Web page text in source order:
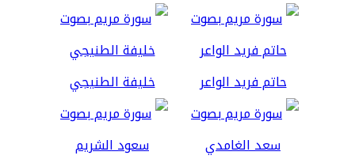
حاتم فريد الواعر خليفة الطنيجي